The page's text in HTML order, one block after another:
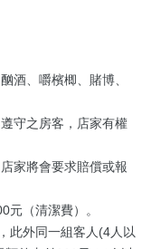
酒、嚼檳楖、賭博、
守之房客，店家有權
家將會要求賠償或報
元（清潔費）。
此外同一組客人(4人以